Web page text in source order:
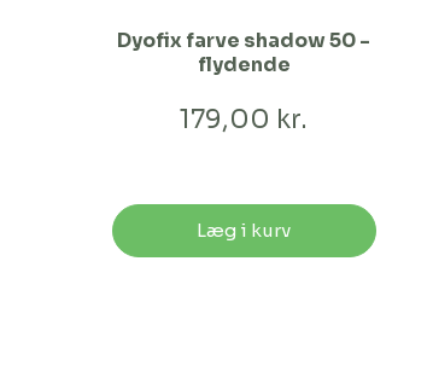
Dyofix farve shadow 50 -
flydende
179,00 kr.
Læg i kurv